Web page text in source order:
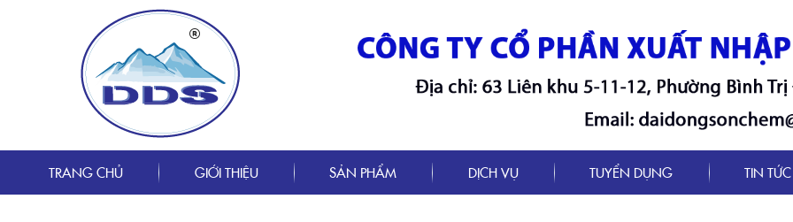
TRANG CHỦ GIỚI THIỆU SẢN PHẨM DỊCH VỤ TUYỂN DỤNG TIN TỨC